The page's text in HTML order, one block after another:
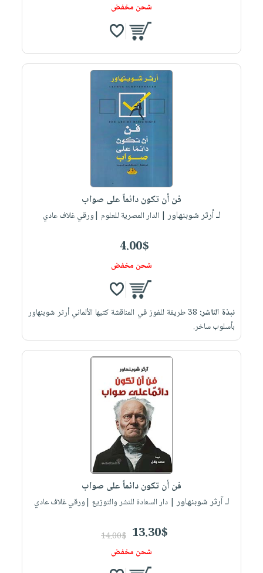
شحن مخفض
فن أن تكون دائماً على صواب
لـ أرثر شوبنهاور| الدار المصرية للعلوم |ورقي غلاف عادي
4.00$
شحن مخفض
نبذة الناشر:
38 طريقة للفوز في المناقشة كتبها الألماني أرثر شوبنهاور
بأسلوب ساخر.
فن أن تكون دائماً على صواب
لـ آرثر شوبنهاور| دار السعادة للنشر والتوزيع |ورقي غلاف عادي
13.30$
14.00$
شحن مخفض